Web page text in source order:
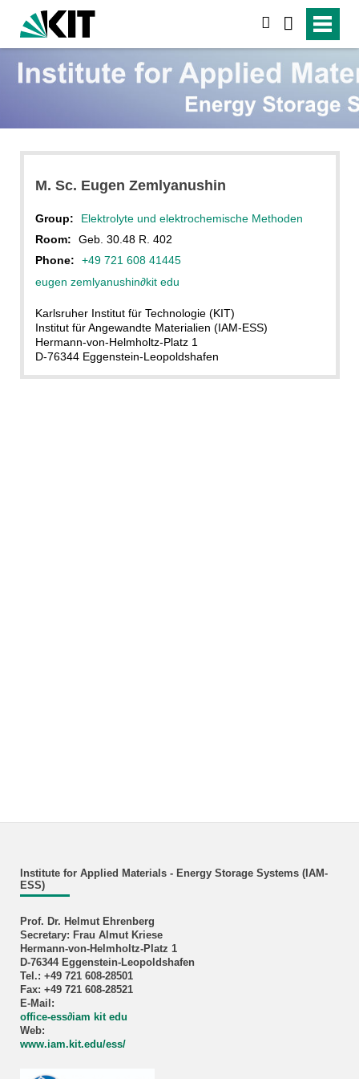
M. Sc. Eugen Zemlyanushin
Group:
Elektrolyte und elektrochemische Methoden
Room:
Geb. 30.48 R. 402
Phone:
+49 721 608 41445
eugen zemlyanushin∂kit edu
Karlsruher Institut für Technologie (KIT)
Institut für Angewandte Materialien (IAM-ESS)
Hermann-von-Helmholtz-Platz 1
D-76344 Eggenstein-Leopoldshafen
Institute for Applied Materials - Energy Storage Systems (IAM-
ESS)
Prof. Dr. Helmut Ehrenberg
Secretary: Frau Almut Kriese
Hermann-von-Helmholtz-Platz 1
D-76344 Eggenstein-Leopoldshafen
Tel.: +49 721 608-28501
Fax: +49 721 608-28521
E-Mail:
office-ess∂iam kit edu
Web:
www.iam.kit.edu/ess/